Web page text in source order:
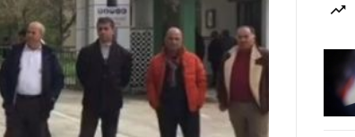
trending_up